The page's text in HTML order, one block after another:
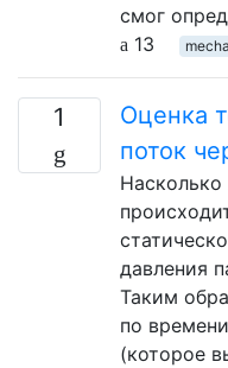
смог
13
1
Оценка
поток
давления
Таким
по
(которое